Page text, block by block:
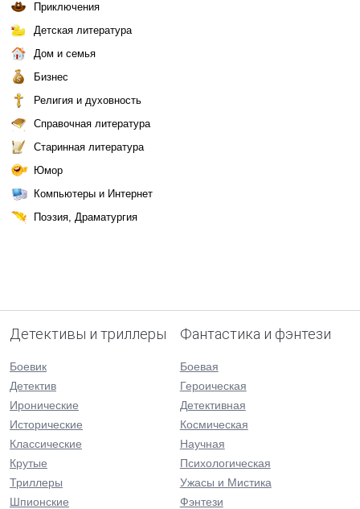
Приключения
Детская литература
Дом и семья
Бизнес
Религия и духовность
Справочная литература
Старинная литература
Юмор
Компьютеры и Интернет
Поэзия, Драматургия
Детективы и триллеры
Боевик
Детектив
Иронические
Исторические
Классические
Крутые
Триллеры
Шпионские
Фантастика и фэнтези
Боевая
Героическая
Детективная
Космическая
Научная
Психологическая
Ужасы и Мистика
Фэнтези